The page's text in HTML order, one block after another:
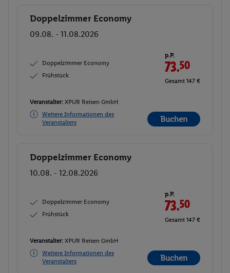
Buchen
Doppelzimmer Economy
09.08. - 11.08.2026
Doppelzimmer Economy
Frühstück
p.P.
73.50
Gesamt 147 €
Veranstalter: XPUR Reisen GmbH
Weitere Informationen des
Veranstalters
Buchen
Buchen
Doppelzimmer Economy
10.08. - 12.08.2026
Doppelzimmer Economy
Frühstück
p.P.
73.50
Gesamt 147 €
Veranstalter: XPUR Reisen GmbH
Weitere Informationen des
Veranstalters
Buchen